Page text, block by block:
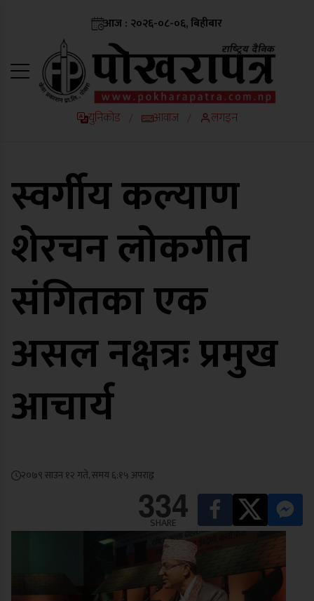
आज : २०२६-०८-०६, बिहीबार
युनिकोड / आवाज / लगइन
स्वर्गीय कल्याण
शेरचन लोकगीत
संगितका एक
असल नक्षत्रः प्रमुख
आचार्य
२०७९ साउन १२ गते, समय ६:१५ अपराह्न
334
SHARE